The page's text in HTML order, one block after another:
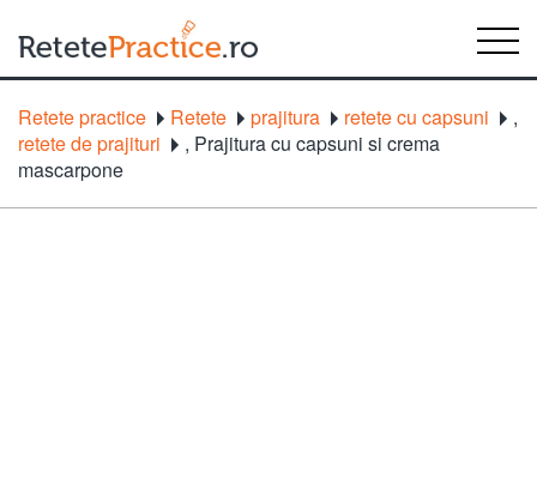
Retete practice Retete prajitura ,
retete cu capsuni
,
retete de prajituri
Prajitura cu capsuni si crema
mascarpone